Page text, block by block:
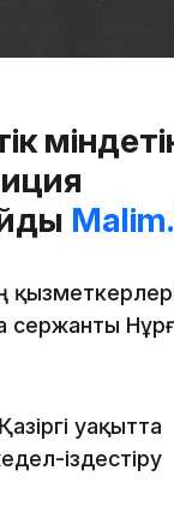
сержанты
уақытта
іздестіру